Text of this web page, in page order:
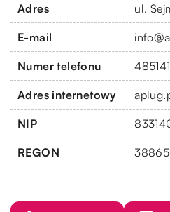
Adres ul.
E-mail
Numer telefonu
Adres internetowy
NIP
REGON